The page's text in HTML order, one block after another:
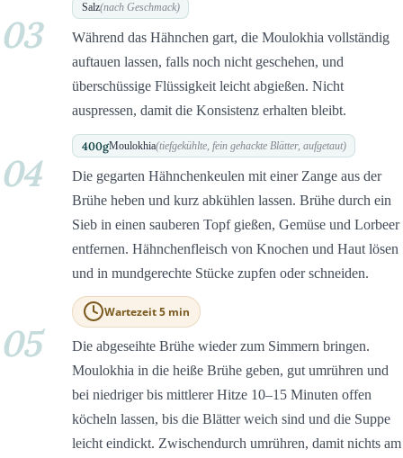
Salz(nach Geschmack)
03
Während das Hähnchen gart, die Moulokhia vollständig
auftauen lassen, falls noch nicht geschehen, und
überschüssige Flüssigkeit leicht abgießen. Nicht
auspressen, damit die Konsistenz erhalten bleibt.
400gMoulokhia(tiefgekühlte, fein gehackte Blätter, aufgetaut)
04
Die gegarten Hähnchenkeulen mit einer Zange aus der
Brühe heben und kurz abkühlen lassen. Brühe durch ein
Sieb in einen sauberen Topf gießen, Gemüse und Lorbeer
entfernen. Hähnchenfleisch von Knochen und Haut lösen
und in mundgerechte Stücke zupfen oder schneiden.
Wartezeit 5 min
05
Die abgeseihte Brühe wieder zum Simmern bringen.
Moulokhia in die heiße Brühe geben, gut umrühren und
bei niedriger bis mittlerer Hitze 10–15 Minuten offen
köcheln lassen, bis die Blätter weich sind und die Suppe
leicht eindickt. Zwischendurch umrühren, damit nichts am